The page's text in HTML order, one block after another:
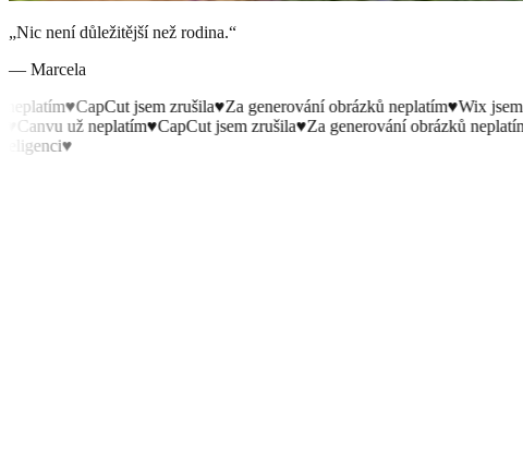
„Nic není důležitější než rodina.“
— Marcela
♥CapCut jsem zrušila♥Za generování obrázků neplatím♥Wix jsem
už neplatím♥CapCut jsem zrušila♥Za generování obrázků neplatím♥
♥